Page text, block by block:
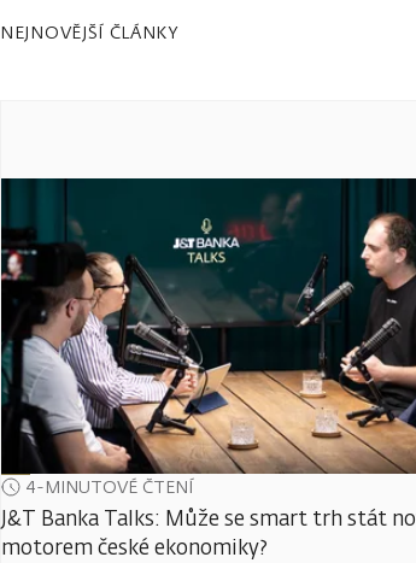
NEJNOVĚJŠÍ ČLÁNKY
4-MINUTOVÉ ČTENÍ
J&T Banka Talks: Může se smart trh stát
motorem české ekonomiky?